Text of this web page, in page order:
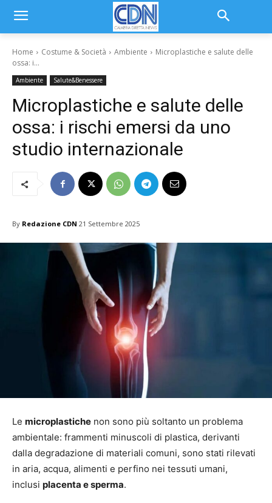
Home Costume & Società Ambiente
Microplastiche e salute delle
ossa: i...
Ambiente Salute&Benessere
Microplastiche e salute delle
ossa: i rischi emersi da uno
studio internazionale
By Redazione CDN 21 Settembre 2025
Le microplastiche non sono più soltanto un problema
ambientale: frammenti minuscoli di plastica, derivanti
dalla degradazione di materiali comuni, sono stati rilevati
in aria, acqua, alimenti e perfino nei tessuti umani,
inclusi placenta e sperma.